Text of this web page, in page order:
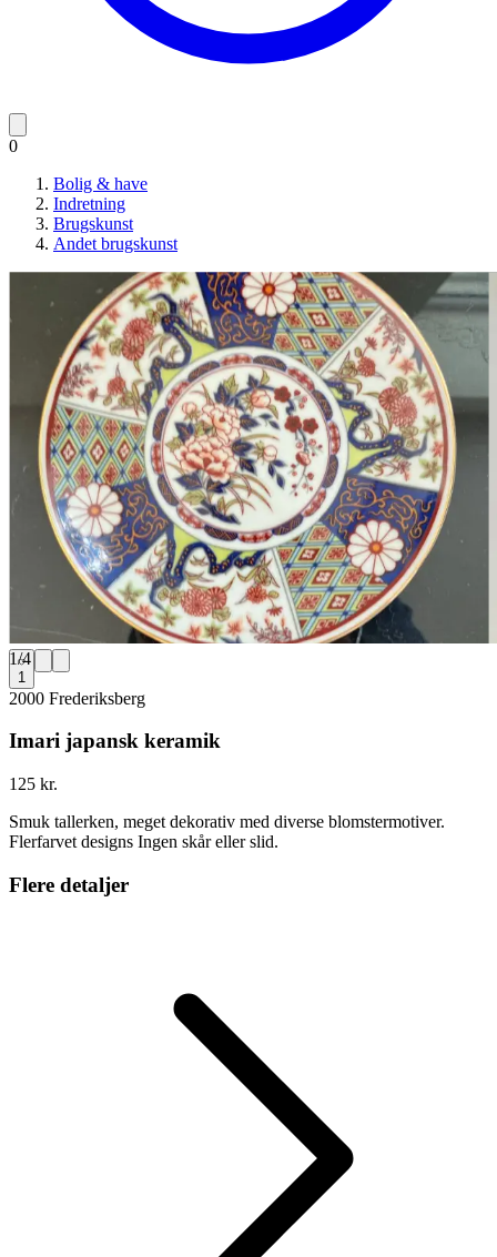
0
Bolig & have
Indretning
Brugskunst
Andet brugskunst
1/4
1
2000 Frederiksberg
Imari japansk keramik
125 kr.
Smuk tallerken, meget dekorativ med diverse blomstermotiver.
Flerfarvet designs Ingen skår eller slid.
Flere detaljer